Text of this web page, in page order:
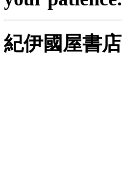
紀伊國屋書店